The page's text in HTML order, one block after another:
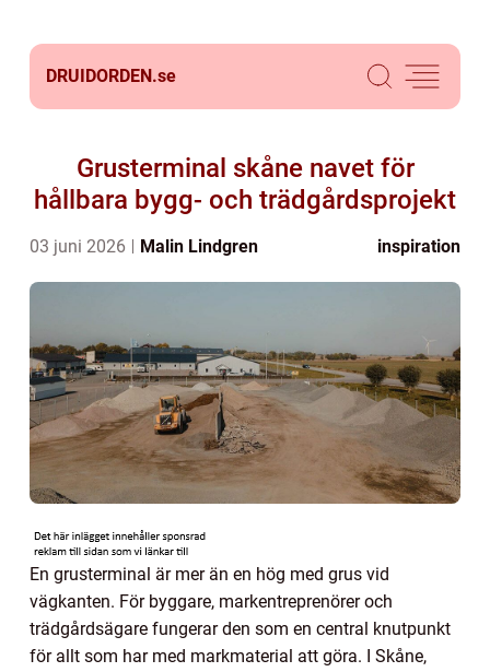
DRUIDORDEN.se
Grusterminal skåne navet för
hållbara bygg- och trädgårdsprojekt
03 juni 2026 Malin Lindgren inspiration
En grusterminal är mer än en hög med grus vid
vägkanten. För byggare, markentreprenörer och
trädgårdsägare fungerar den som en central knutpunkt
för allt som har med markmaterial att göra. I Skåne,